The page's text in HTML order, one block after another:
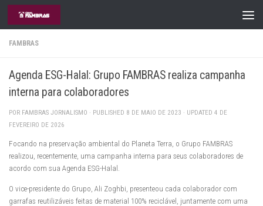
Skip to content
FAMBRAS
Agenda ESG-Halal: Grupo FAMBRAS realiza campanha
interna para colaboradores
POR FAMBRAS JORNALISMO · PUBLISHED 8 DE MAIO DE 2023 · UPDATED 4 DE
FEVEREIRO DE 2026
Focando na preservação ambiental do Planeta Terra, o Grupo FAMBRAS
realizou, recentemente, uma campanha interna para seus colaboradores de
acordo com sua Agenda ESG-Halal.
O vice-presidente do Grupo, Ali Zoghbi, presenteou cada colaborador com
garrafas reutilizáveis feitas de material 100% reciclável, juntamente com uma